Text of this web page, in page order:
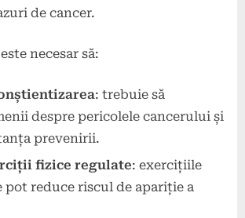
de cancer.
necesar să:
: trebuie să
despre pericolele cancerului și
prevenirii.
fizice regulate: exercițiile
pot reduce riscul de apariție a